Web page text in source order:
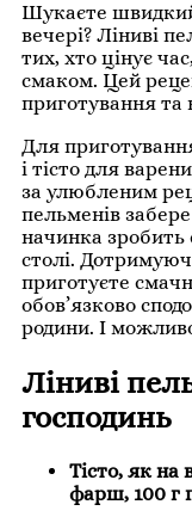
Шукаєте
вечері? Ліниві
тих, хто цінує
смаком. Цей
приготування
Для
і тісто для
за улюбленим
пельменів
начинка
столі.
приготуєте
обов’язково
родини. І
Ліниві
господинь
Тісто, як на
фарш, 100 г